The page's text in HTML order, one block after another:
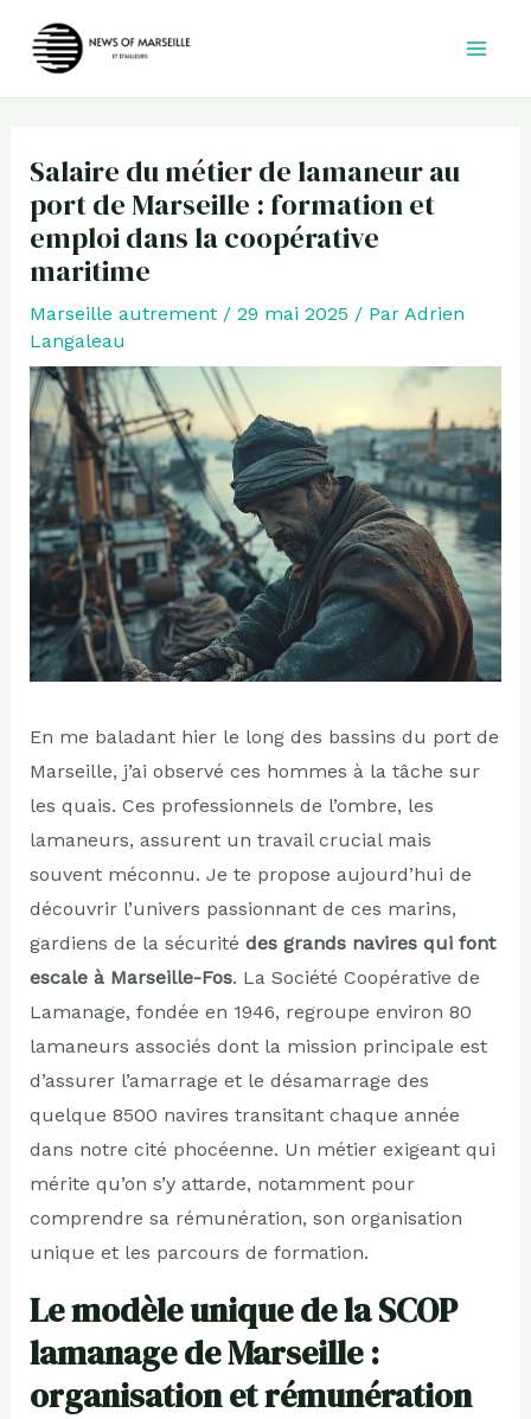
Salaire du métier de lamaneur au
port de Marseille : formation et
emploi dans la coopérative
maritime
Marseille autrement/ 29 mai 2025 / Par Adrien
Langaleau
En me baladant hier le long des bassins du port de
Marseille, j’ai observé ces hommes à la tâche sur
les quais. Ces professionnels de l’ombre, les
lamaneurs, assurent un travail crucial mais
souvent méconnu. Je te propose aujourd’hui de
découvrir l’univers passionnant de ces marins,
gardiens de la sécurité des grands navires qui font
escale à Marseille-Fos. La Société Coopérative de
Lamanage, fondée en 1946, regroupe environ 80
lamaneurs associés dont la mission principale est
d’assurer l’amarrage et le désamarrage des
quelque 8500 navires transitant chaque année
dans notre cité phocéenne. Un métier exigeant qui
mérite qu’on s’y attarde, notamment pour
comprendre sa rémunération, son organisation
unique et les parcours de formation.
Le modèle unique de la SCOP
lamanage de Marseille :
organisation et rémunération